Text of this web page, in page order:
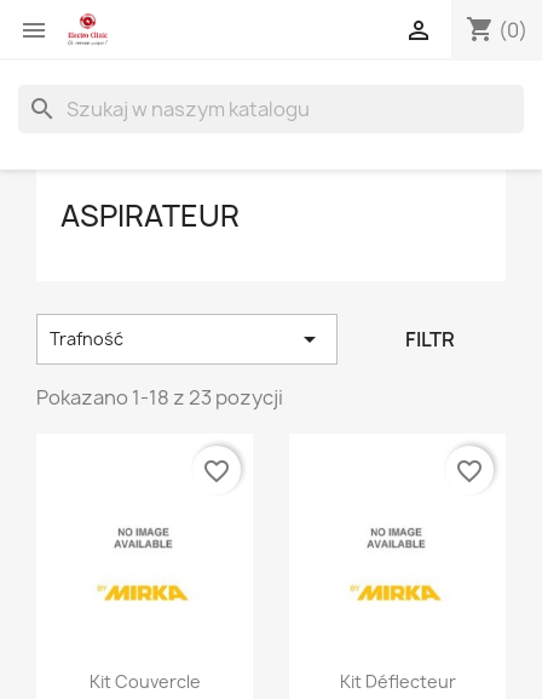
 shopping_cart (0)

search
ASPIRATEUR
Trafność  FILTR
Pokazano 1-18 z 23 pozycji
Szybki podgląd
Kit Couvercle
favorite_border
Szybki podgląd
Kit Déflecteur
favorite_border